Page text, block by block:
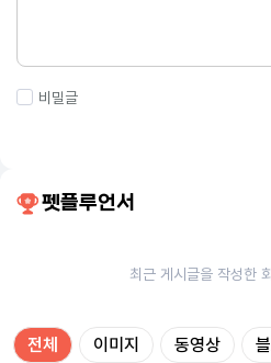
비밀글
펫플루언서
최근 게시글을 작성한
전체 이미지 동영상